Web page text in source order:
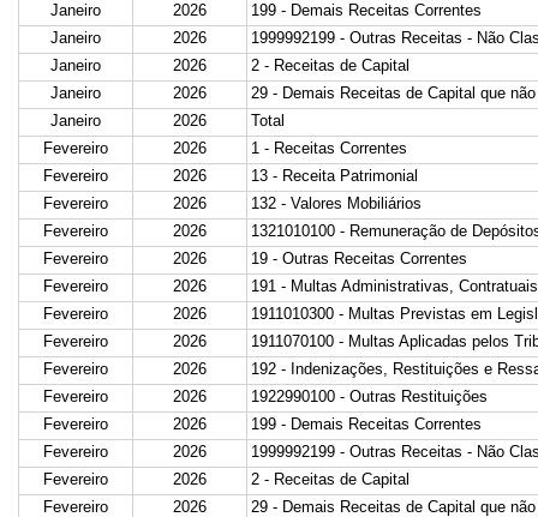
Janeiro
2026
199 - Demais Receitas Correntes
Janeiro
2026
1999992199 - Outras Receitas - Não
Janeiro
2026
2 - Receitas de Capital
Janeiro
2026
29 - Demais Receitas de Capital que
Janeiro
2026
Total
Fevereiro
2026
1 - Receitas Correntes
Fevereiro
2026
13 - Receita Patrimonial
Fevereiro
2026
132 - Valores Mobiliários
Fevereiro
2026
1321010100 - Remuneração de
Fevereiro
2026
19 - Outras Receitas Correntes
Fevereiro
2026
191 - Multas Administrativas,
Fevereiro
2026
1911010300 - Multas Previstas em
Fevereiro
2026
1911070100 - Multas Aplicadas pelos
Fevereiro
2026
192 - Indenizações, Restituições e
Fevereiro
2026
1922990100 - Outras Restituições
Fevereiro
2026
199 - Demais Receitas Correntes
Fevereiro
2026
1999992199 - Outras Receitas - Não
Fevereiro
2026
2 - Receitas de Capital
Fevereiro
2026
29 - Demais Receitas de Capital que